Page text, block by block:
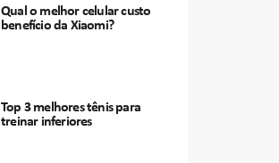
Qual o melhor celular custo
benefício da Xiaomi?
Top 3 melhores tênis para
treinar inferiores